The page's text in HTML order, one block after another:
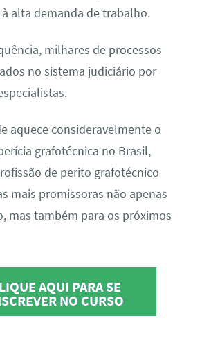
alta demanda de trabalho.
milhares de processos
no sistema judiciário por
aquece consideravelmente o
grafotécnica no Brasil,
de perito grafotécnico
mais promissoras não apenas
mas também para os próximos
AQUI PARA SE
NO CURSO